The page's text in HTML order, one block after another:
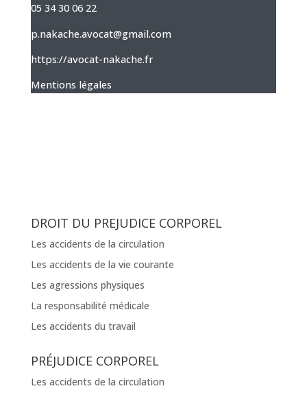
05 34 30 06 22
p.nakache.avocat@gmail.com
https://avocat-nakache.fr
Mentions légales
DROIT DU PREJUDICE CORPOREL
Les accidents de la circulation
Les accidents de la vie courante
Les agressions physiques
La responsabilité médicale
Les accidents du travail
PRÉJUDICE CORPOREL
Les accidents de la circulation